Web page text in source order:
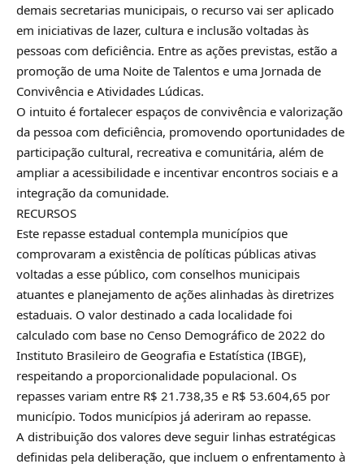
demais secretarias municipais, o recurso vai ser aplicado
em iniciativas de lazer, cultura e inclusão voltadas às
pessoas com deficiência. Entre as ações previstas, estão a
promoção de uma Noite de Talentos e uma Jornada de
Convivência e Atividades Lúdicas.
O intuito é fortalecer espaços de convivência e valorização
da pessoa com deficiência, promovendo oportunidades de
participação cultural, recreativa e comunitária, além de
ampliar a acessibilidade e incentivar encontros sociais e a
integração da comunidade.
RECURSOS
Este repasse estadual contempla municípios que
comprovaram a existência de políticas públicas ativas
voltadas a esse público, com conselhos municipais
atuantes e planejamento de ações alinhadas às diretrizes
estaduais. O valor destinado a cada localidade foi
calculado com base no Censo Demográfico de 2022 do
Instituto Brasileiro de Geografia e Estatística (IBGE),
respeitando a proporcionalidade populacional. Os
repasses variam entre R$ 21.738,35 e R$ 53.604,65 por
município. Todos municípios já aderiram ao repasse.
A distribuição dos valores deve seguir linhas estratégicas
definidas pela deliberação, que incluem o enfrentamento à